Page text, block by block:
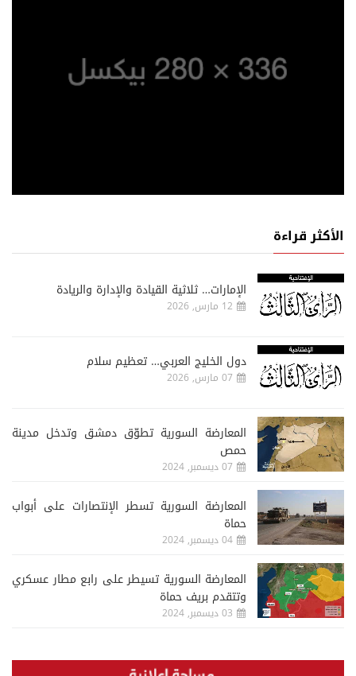
الأكثر قراءة
الإمارات… ثلاثية القيادة والإدارة والريادة
12 مارس, 2026
دول الخليج العربي… تعظيم سلام
07 مارس, 2026
المعارضة السورية تطوّق دمشق وتدخل مدينة
حمص
07 ديسمبر, 2024
المعارضة السورية تسطر الإنتصارات على أبواب
حماة
04 ديسمبر, 2024
المعارضة السورية تسيطر على رابع مطار عسكري
وتتقدم بريف حماة
03 ديسمبر, 2024